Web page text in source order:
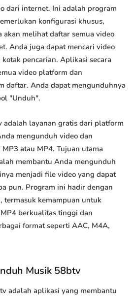
dari internet. Ini adalah program
konfigurasi khusus,
akan melihat daftar semua video
Anda juga dapat mencari video
pencarian. Aplikasi secara
video platform dan
daftar. Anda dapat mengunduhnya
"Unduh".
adalah layanan gratis dari platform
mengunduh video dan
atau MP4. Tujuan utama
membantu Anda mengunduh
menjadi file video yang dapat
pun. Program ini hadir dengan
termasuk kemampuan untuk
berkualitas tinggi dan
format seperti AAC, M4A,
Musik 58btv
adalah aplikasi yang membantu